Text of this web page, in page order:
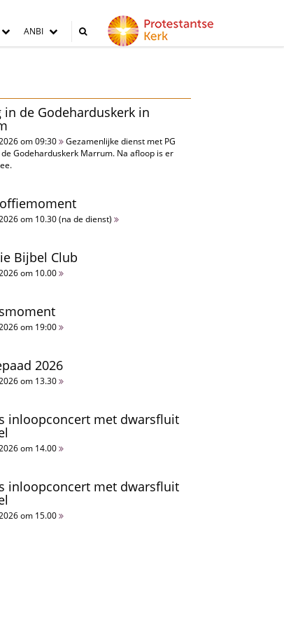
ANBI
in de Godeharduskerk in
om 09:30 Gezamenlijke dienst met PG
Godeharduskerk Marrum. Na afloop is er
om 10.30 (na de dienst)
Bijbel Club
om 10.00
om 19:00
2026
om 13.30
inloopconcert met dwarsfluit
om 14.00
inloopconcert met dwarsfluit
om 15.00